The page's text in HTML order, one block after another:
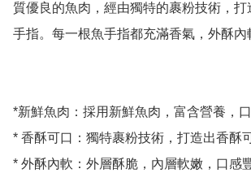
質優良的魚肉，經由獨特的裹粉技術，打
手指。每一根魚手指都充滿香氣，外酥內
*新鮮魚肉：採用新鮮魚肉，富含營養，口
* 香酥可口：獨特裹粉技術，打造出香酥
* 外酥內軟：外層酥脆，內層軟嫩，口感